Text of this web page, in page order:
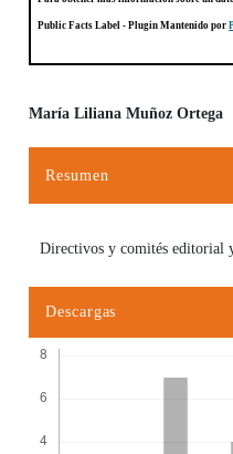
Public Facts Label - Plugin Mantenido por
Contenido principal
María Liliana Muñoz Ortega
Resumen
Directivos y comités editorial
Descargas